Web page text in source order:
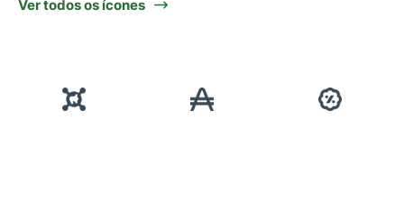
Ver todos os ícones